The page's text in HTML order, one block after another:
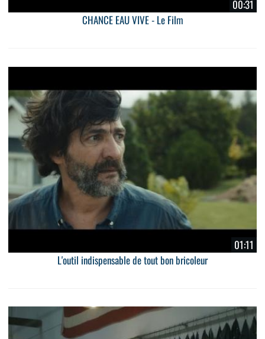
00:31
CHANCE EAU VIVE - Le Film
01:11
L'outil indispensable de tout bon bricoleur